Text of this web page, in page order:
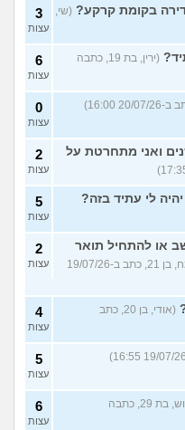
בקומת קרקע? (שי,
3
עצות
(ירין, בת 19, כתבה
6
עצות
0
עצות
ואני מתחרטת על
2
עצות
5
עצות
או להתחיל תואר
(מדמח, בן 21, כתב ב-19/07/26
2
עצות
(אודי, בן 20, כתב
4
עצות
5
עצות
(היוש, בת 29, כתבה
6
עצות